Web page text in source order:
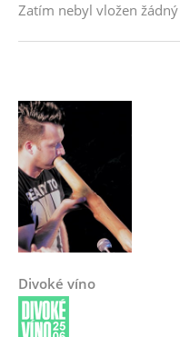
Zatím nebyl vložen
Divoké víno